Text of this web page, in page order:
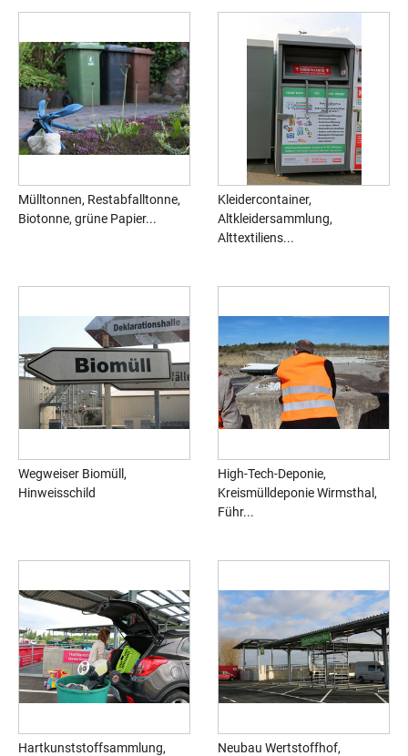
Mülltonnen, Restabfalltonne,
Biotonne, grüne Papier...
Kleidercontainer,
Altkleidersammlung,
Alttextiliens...
Wegweiser Biomüll,
Hinweisschild
High-Tech-Deponie,
Kreismülldeponie Wirmsthal,
Führ...
Hartkunststoffsammlung,
Neubau Wertstoffhof,